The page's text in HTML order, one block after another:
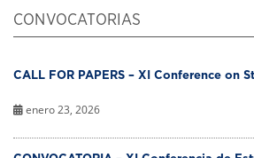
CONVOCATORIAS
CALL FOR PAPERS – XI Conference on
enero 23, 2026